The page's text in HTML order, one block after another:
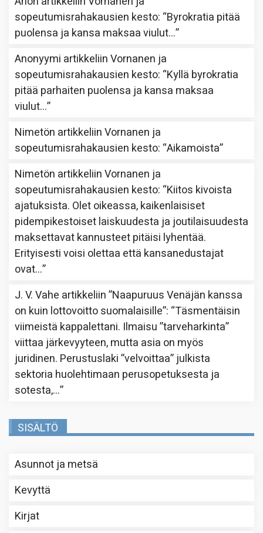
sopeutumisrahakausien kesto: “Byrokratia pitää
puolensa ja kansa maksaa viulut…”
Anonyymi artikkeliinVornanen ja
sopeutumisrahakausien kesto: “Kyllä byrokratia
pitää parhaiten puolensa ja kansa maksaa
viulut…”
Nimetön artikkeliinVornanen ja
sopeutumisrahakausien kesto: “Aikamoista”
Nimetön artikkeliinVornanen ja
sopeutumisrahakausien kesto: “Kiitos kivoista
ajatuksista. Olet oikeassa, kaikenlaisiset
pidempikestoiset laiskuudesta ja joutilaisuudesta
maksettavat kannusteet pitäisi lyhentää.
Erityisesti voisi olettaa että kansanedustajat
ovat…”
J. V. Vahe artikkeliin”Naapuruus Venäjän kanssa
on kuin lottovoitto suomalaisille”: “Täsmentäisin
viimeistä kappalettani. Ilmaisu ”tarveharkinta”
viittaa järkevyyteen, mutta asia on myös
juridinen. Perustuslaki ”velvoittaa” julkista
sektoria huolehtimaan perusopetuksesta ja
sotesta,…”
SISÄLTÖ
Asunnot ja metsä
Kevyttä
Kirjat